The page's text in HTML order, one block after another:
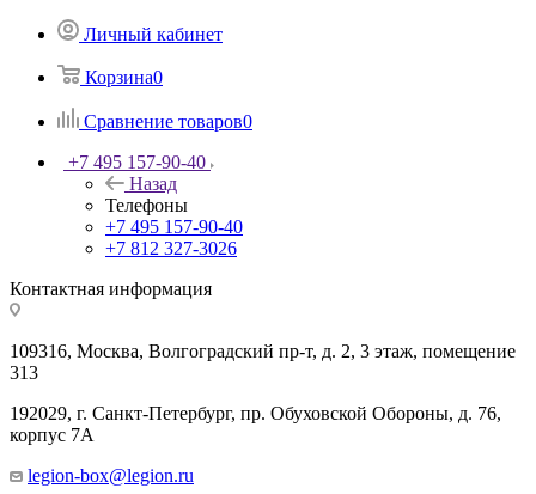
Личный кабинет
Корзина0
Сравнение товаров0
+7 495 157-90-40
Назад
Телефоны
+7 495 157-90-40
+7 812 327-3026
Контактная информация
109316, Москва, Волгоградский пр-т, д. 2, 3 этаж, помещение
313
192029, г. Санкт-Петербург, пр. Обуховской Обороны, д. 76,
корпус 7А
legion-box@legion.ru